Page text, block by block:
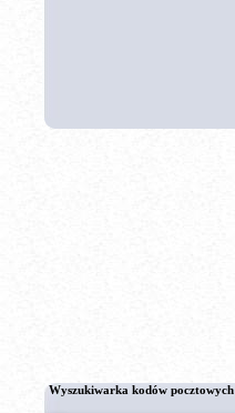
Wyszukiwarka kodów pocztowych